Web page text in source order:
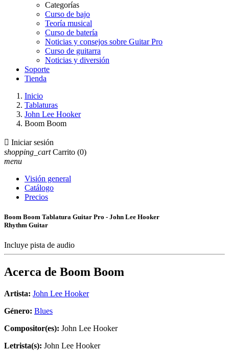
Categorías
Curso de bajo
Teoría musical
Curso de batería
Noticias y consejos sobre Guitar Pro
Curso de guitarra
Noticias y diversión
Soporte
Tienda
Inicio
Tablaturas
John Lee Hooker
Boom Boom
 Iniciar sesión
shopping_cart Carrito (0)
menu
Visión general
Catálogo
Precios
Boom Boom Tablatura Guitar Pro - John Lee Hooker
Rhythm Guitar
Incluye pista de audio
Acerca de Boom Boom
Artista: John Lee Hooker
Género: Blues
Compositor(es): John Lee Hooker
Letrista(s): John Lee Hooker